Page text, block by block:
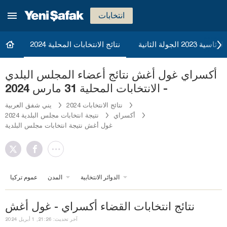
انتخابات
نتائج الانتخابات المحلية 2024 الجولة الثانية
أكسراي غول أغش نتائج أعضاء المجلس البلدي
- الانتخابات المحلية 31 مارس 2024
يني شفق العربية
نتائج الانتخابات 2024
نتيجة انتخابات مجلس البلدية 2024
أكسراي
غول أغش نتيجة انتخابات مجلس البلدية
عموم تركيا المدن الدوائر الانتخابية
نتائج انتخابات القضاء أكسراي - غول أغش
آخر تحديث: 21:26, 1 أبريل 2024